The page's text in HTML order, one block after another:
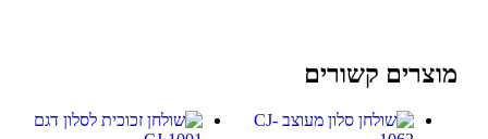
מוצרים קשורים